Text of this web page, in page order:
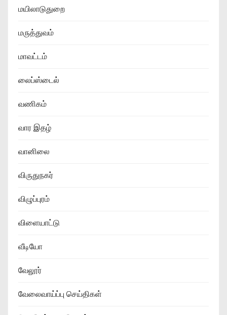
மயிலாடுதுறை
மருத்துவம்
மாவட்டம்
லைப்ஸ்டைல்
வணிகம்
வார இதழ்
வானிலை
விருதுநகர்
விழுப்புரம்
விளையாட்டு
வீடியோ
வேலூர்
வேலைவாய்ப்பு செய்திகள்